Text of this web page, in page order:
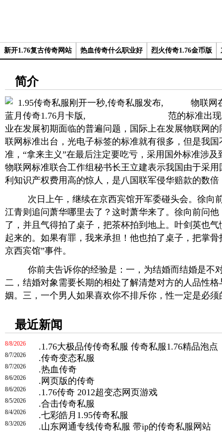
新开1.76复古传奇网站 热血传奇什么职业好 烈火传奇1.76金币版
简介
物联网在
范的标准出
业在发展初期面临的普遍问题，国际上在发展物联网
联网标准出台，光电子标签的标准就有很多，但是我
准，“拿来主义”在最后注定要吃亏，采用国外标准涉
物联网标准联合工作组秘书长王立建表示我国由于采
利知识产权费用高的惊人，是八国联军侵华赔款的数
次日上午，继续在京西宾馆开军委碰头会。徐向
江青则追问萧华哪里去了？这时萧华来了。徐向前问
了，并且气得拍了桌子，把茶杯拍到地上。叶剑英也
起来的。如果有罪，我来承担！他也拍了桌子，把掌
京西宾馆”事件。
你前夫告诉你的经验是：一，为结婚而结婚是不
二，结婚对象需要长期的相处了解清楚对方的人品性
姻。三，一个男人如果喜欢你不排斥你，性一定是必须
最近新闻
.1.76大极品传传奇私服 传奇私服1.76精品泡点
8/8/2026
.传奇变态私服
8/7/2026
.热血传奇
8/7/2026
. 网页版的传奇
8/6/2026
.1.76传奇 2012超变态网页游戏
8/6/2026
.合击传奇私服
8/5/2026
.七彩皓月1.95传奇私服
8/4/2026
.山东网通专线传奇私服 带ip的传奇私服网站
8/3/2026